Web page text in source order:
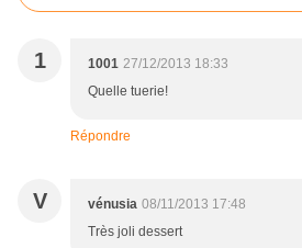
1 1001 27/12/2013 18:33
Quelle tuerie!
Répondre
V vénusia 08/11/2013 17:48
Très joli dessert